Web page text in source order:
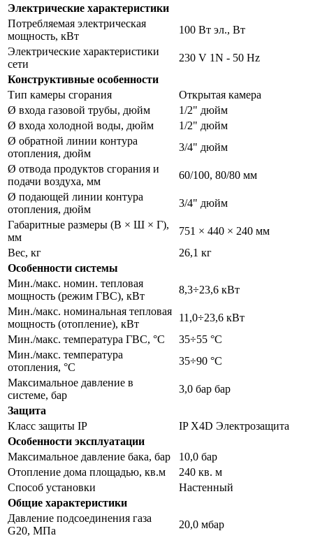
Электрические характеристики
Потребляемая электрическая
мощность, кВт
100 Вт эл., Вт
Электрические характеристики
сети
230 V 1N - 50 Hz
Конструктивные особенности
Тип камеры сгорания
Открытая камера
Ø входа газовой трубы, дюйм
1/2" дюйм
Ø входа холодной воды, дюйм
1/2" дюйм
Ø обратной линии контура
отопления, дюйм
3/4" дюйм
Ø отвода продуктов сгорания и
подачи воздуха, мм
60/100, 80/80 мм
Ø подающей линии контура
отопления, дюйм
3/4" дюйм
Габаритные размеры (В × Ш × Г),
мм
751 × 440 × 240 мм
Вес, кг
26,1 кг
Особенности системы
Мин./макс. номин. тепловая
мощность (режим ГВС), кВт
8,3÷23,6 кВт
Мин./макс. номинальная тепловая
мощность (отoпление), кВт
11,0÷23,6 кВт
Мин./макс. температура ГВС, °С
35÷55 °C
Мин./макс. температура
отопления, °С
35÷90 °C
Максимальное давление в
системе, бар
3,0 бар бар
Защита
Класс защиты IP
IP X4D Электрозащита
Особенности эксплуатации
Максимальное давление бака, бар
10,0 бар
Отопление дома площадью, кв.м
240 кв. м
Способ установки
Настенный
Общие характеристики
Давление подсоединения газа
G20, МПа
20,0 мбар